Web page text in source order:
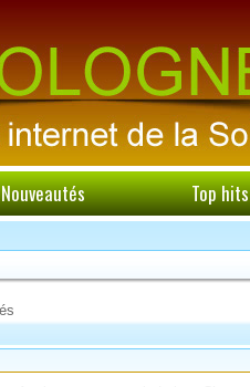
Nouveautés Top hits